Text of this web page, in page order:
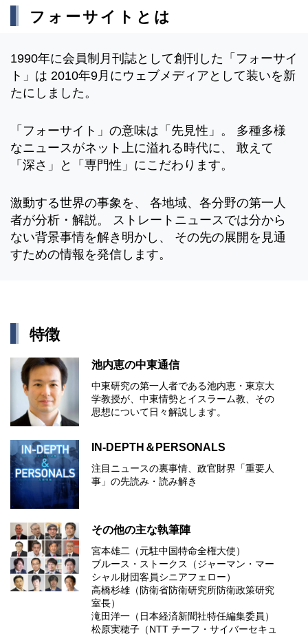
フォーサイトとは
1990年に会員制月刊誌として創刊した「フォーサイ
ト」は 2010年9月にウェブメディアとして装いを新
たにしました。
「フォーサイト」の意味は「先見性」。 多種多様
なニュースがネット上に溢れる時代に、 敢えて
「深さ」と「専門性」にこだわります。
激動する世界の事象を、 各地域、各分野の第一人
者が分析・解説。 ストレートニュースでは分から
ない背景事情を解き明かし、 その先の展開を見通
すための情報を発信します。
特徴
池内恵の中東通信
中東研究の第⼀⼈者である池内恵・東京⼤
学教授が、中東情勢とイスラーム教、その
思想について⽇々解説します。
IN-DEPTH＆PERSONALS
注目ニュースの裏事情、政官財界「重要人
事」の先読み・読み解き
その他の主な執筆陣
宮本雄二（元駐中国特命全権大使）
ブルース・ストークス（ジャーマン・マー
シャル財団客員シニアフェロー）
高橋杉雄（防衛省防衛研究所防衛政策研究
室長）
滝田洋一（日本経済新聞社特任編集委員）
松原実穂子（NTT チーフ・サイバーセキュ